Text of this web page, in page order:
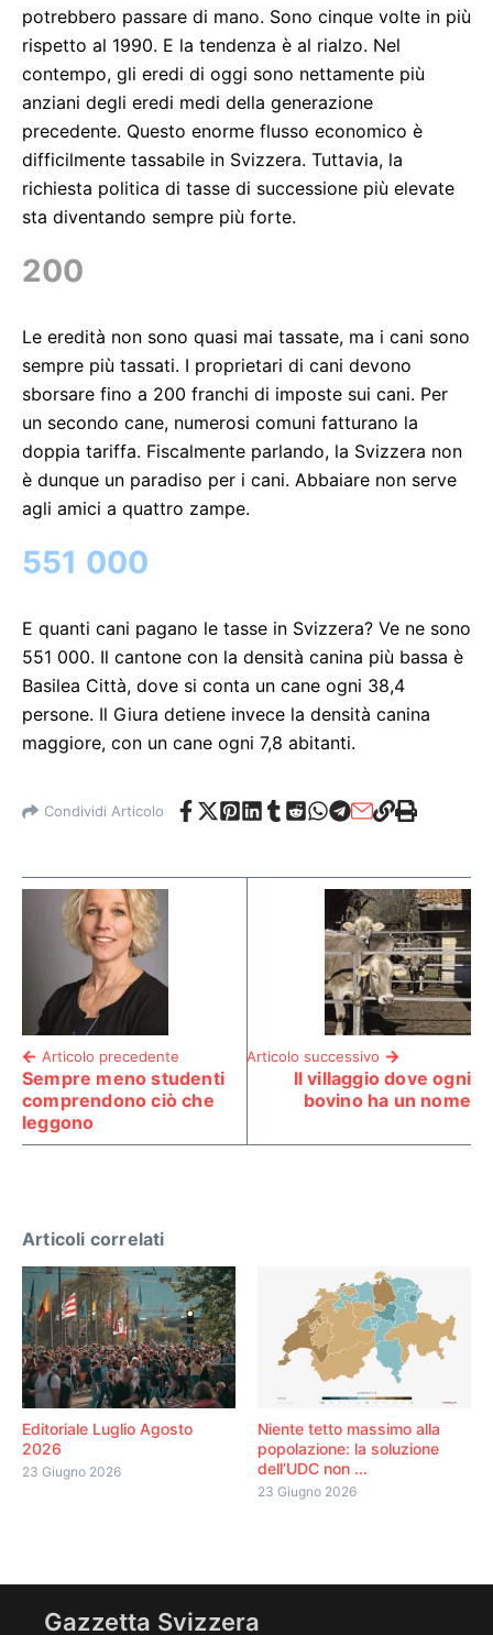
potrebbero passare di mano. Sono cinque volte in più
rispetto al 1990. E la tendenza è al rialzo. Nel
contempo, gli eredi di oggi sono nettamente più
anziani degli eredi medi della generazione
precedente. Questo enorme flusso economico è
difficilmente tassabile in Svizzera. Tuttavia, la
richiesta politica di tasse di successione più elevate
sta diventando sempre più forte.
200
Le eredità non sono quasi mai tassate, ma i cani sono
sempre più tassati. I proprietari di cani devono
sborsare fino a 200 franchi di imposte sui cani. Per
un secondo cane, numerosi comuni fatturano la
doppia tariffa. Fiscalmente parlando, la Svizzera non
è dunque un paradiso per i cani. Abbaiare non serve
agli amici a quattro zampe.
551 000
E quanti cani pagano le tasse in Svizzera? Ve ne sono
551 000. Il cantone con la densità canina più bassa è
Basilea Città, dove si conta un cane ogni 38,4
persone. Il Giura detiene invece la densità canina
maggiore, con un cane ogni 7,8 abitanti.
Condividi Articolo
Articolo precedente
Sempre meno studenti
comprendono ciò che
leggono
Articolo successivo
Il villaggio dove ogni
bovino ha un nome
Articoli correlati
Editoriale Luglio Agosto
2026
23 Giugno 2026
Niente tetto massimo alla
popolazione: la soluzione
dell’UDC non ...
23 Giugno 2026
Gazzetta Svizzera